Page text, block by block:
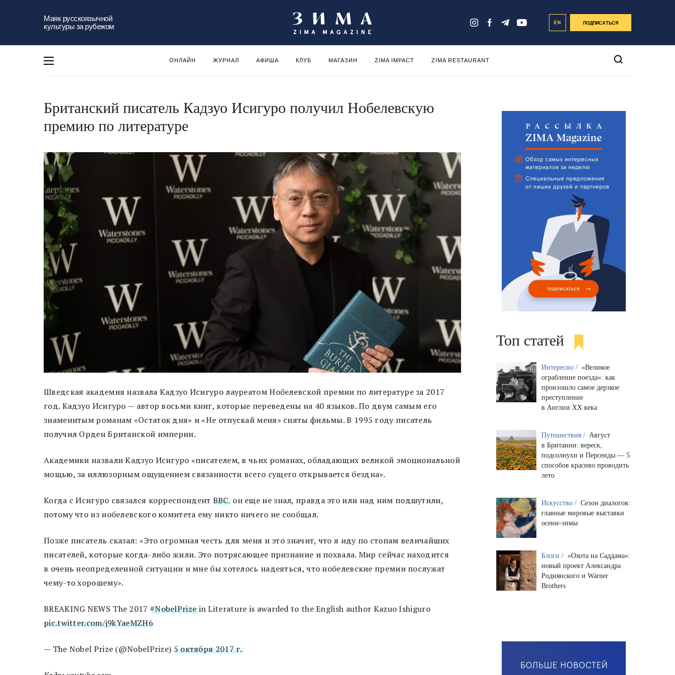
Маяк русскоязычной
культуры за рубежом
EN ПОДПИСАТЬСЯ
ОНЛАЙН ЖУРНАЛ АФИША КЛУБ МАГАЗИН ZIMA IMPACT ZIMA RESTAURANT
Британский писатель Кадзуо Исигуро получил Нобелевскую
премию по литературе
Шведская академия назвала Кадзуо Исигуро лауреатом Нобелевской премии по литературе за 2017
год. Кадзуо Исигуро — автор восьми книг, которые переведены на 40 языков. По двум самым его
знаменитым романам «Остаток дня» и «Не отпускай меня» сняты фильмы. В 1995 году писатель
получил Орден Британской империи.
Академики назвали Кадзуо Исигуро «писателем, в чьих романах, обладающих великой эмоциональной
мощью, за иллюзорным ощущением связанности всего сущего открывается бездна».
Когда с Исигуро связался корреспондент BBC, он еще не знал, правда это или над ним подшутили,
потому что из нобелевского комитета ему никто ничего не сообщал.
Позже писатель сказал: «Это огромная честь для меня и это значит, что я иду по стопам величайших
писателей, которые когда-либо жили. Это потрясающее признание и похвала. Мир сейчас находится
в очень неопределенной ситуации и мне бы хотелось надеяться, что нобелевские премии послужат
чему-то хорошему».
BREAKING NEWS The 2017 #NobelPrizein Literature is awarded to the English author Kazuo Ishiguro
pic.twitter.com/j9kYaeMZH6
— The Nobel Prize (@NobelPrize) 5 октября 2017 г.
Топ статей
Интересно / «Великое
ограбление поезда»: как
произошло самое дерзкое
преступление
в Англии XX века
Путешествия / Август
в Британии: вереск,
подсолнухи и Персеиды — 5
способов красиво проводить
лето
Искусство / Сезон диалогов:
главные мировые выставки
осени-зимы
Блоги / «Охота на Саддама»:
новый проект Александра
Роднянского и Warner
Brothers